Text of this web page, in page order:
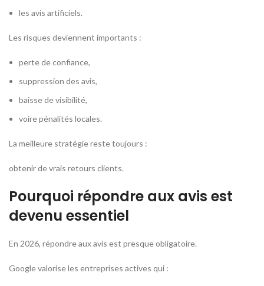
les avis artificiels.
Les risques deviennent importants :
perte de confiance,
suppression des avis,
baisse de visibilité,
voire pénalités locales.
La meilleure stratégie reste toujours :
obtenir de vrais retours clients.
Pourquoi répondre aux avis est
devenu essentiel
En 2026, répondre aux avis est presque obligatoire.
Google valorise les entreprises actives qui :